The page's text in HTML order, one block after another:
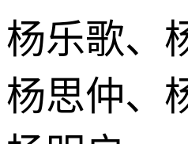
杨乐歌、
杨思仲、